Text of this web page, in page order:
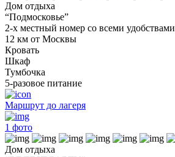
Дом отдыха
“Подмосковье”
2-х местный номер со всеми удобствами
12 км от Москвы
Кровать
Шкаф
Тумбочка
5-разовое питание
Маршрут до лагеря
1 фото
Дом отдыха